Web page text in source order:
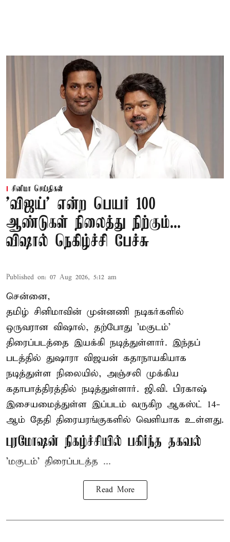
சினிமா செய்திகள்
'விஜய்' என்ற பெயர் 100
ஆண்டுகள் நிலைத்து நிற்கும்...
விஷால் நெகிழ்ச்சி பேச்சு
Published on: 07 Aug 2026, 5:12 am
சென்னை,
தமிழ் சினிமாவின் முன்னணி நடிகர்களில்
ஒருவரான விஷால், தற்போது 'மகுடம்'
திரைப்படத்தை இயக்கி நடித்துள்ளார். இந்தப்
படத்தில் துஷாரா விஜயன் கதாநாயகியாக
நடித்துள்ள நிலையில், அஞ்சலி முக்கிய
கதாபாத்திரத்தில் நடித்துள்ளார். ஜி.வி. பிரகாஷ்
இசையமைத்துள்ள இப்படம் வருகிற ஆகஸ்ட் 14-
ஆம் தேதி திரையரங்குகளில் வெளியாக உள்ளது.
புரமோஷன் நிகழ்ச்சியில் பகிர்ந்த தகவல்
'மகுடம்' திரைப்படத்த ...
Read More